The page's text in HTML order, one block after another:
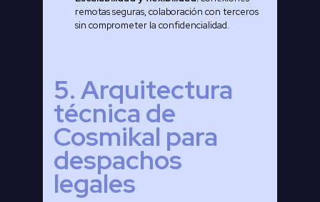
remotas seguras, colaboración con terceros
sin comprometer la confidencialidad.
5. Arquitectura
técnica de
Cosmikal para
despachos
legales